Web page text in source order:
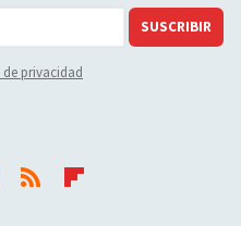
SUSCRIBIR
privacidad